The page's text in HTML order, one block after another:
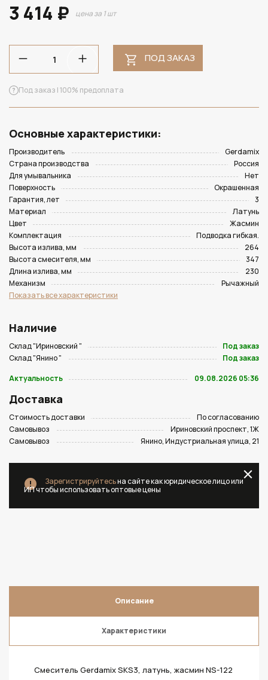
3 414 ₽ цена за 1 шт
ПОД ЗАКАЗ
Под заказ | 100% предоплата
Основные характеристики:
Производитель
Gerdamix
Страна производства
Россия
Для умывальника
Нет
Поверхность
Окрашенная
Гарантия, лет
3
Материал
Латунь
Цвет
Жасмин
Комплектация
Подводка гибкая.
Высота излива, мм
264
Высота смесителя, мм
347
Длина излива, мм
230
Механизм
Рычажный
Показать все характеристики
Наличие
Склад "Ириновский "
Под заказ
Склад "Янино "
Под заказ
Актуальность
09.08.2026 05:36
Доставка
Стоимость доставки
По согласованию
Самовывоз
Ириновский проспект, 1Ж
Самовывоз
Янино, Индустриальная улица, 21
Зарегистрируйтесьна сайте как юридическое лицо или
ИП чтобы использовать оптовые цены
Описание
Характеристики
Смеситель Gerdamix SKS3, латунь, жасмин NS-122